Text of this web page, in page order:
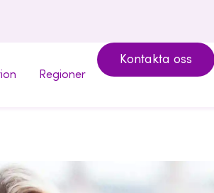
Regioner
Kontakta oss